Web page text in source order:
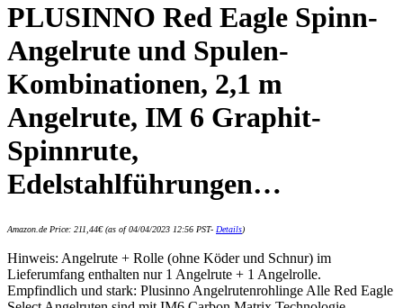
PLUSINNO Red Eagle Spinn-
Angelrute und Spulen-
Kombinationen, 2,1 m
Angelrute, IM 6 Graphit-
Spinnrute,
Edelstahlführungen…
Amazon.de Price: 211,44€(as of 04/04/2023 12:56 PST- Details)
Hinweis: Angelrute + Rolle (ohne Köder und Schnur) im
Lieferumfang enthalten nur 1 Angelrute + 1 Angelrolle.
Empfindlich und stark: Plusinno Angelrutenrohlinge Alle Red Eagle